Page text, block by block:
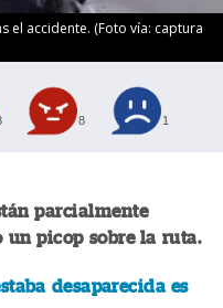
el accidente. (Foto vía: captura
8 1
parcialmente
un picop sobre la ruta.
desaparecida es